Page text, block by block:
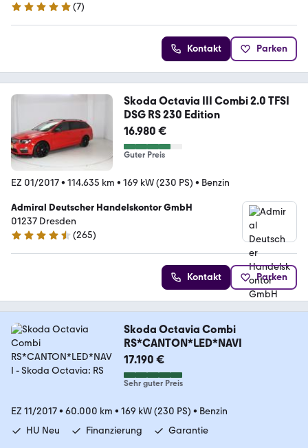
5 Sterne
(7)
Kontakt Parken
Skoda Octavia III Combi 2.0 TFSI
DSG RS 230 Edition
16.980 €
Guter Preis
EZ 01/2017• 114.635 km • 169 kW (230 PS) • Benzin
Admiral Deutscher Handelskontor GmbH
01237 Dresden
4.6 Sterne
(265)
Kontakt Parken
Skoda Octavia Combi
RS*CANTON*LED*NAVI
17.190 €
Sehr guter Preis
EZ 11/2017• 60.000 km • 169 kW (230 PS) • Benzin
HU Neu
Finanzierung Garantie